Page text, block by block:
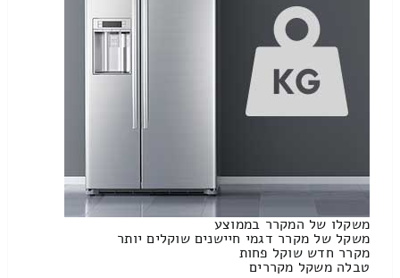
משקלו של המקרר בממוצע
משקל של מקרר דגמי חיישנים שוקלים יותר
מקרר חדש שוקל פחות
טבלה משקל מקררים